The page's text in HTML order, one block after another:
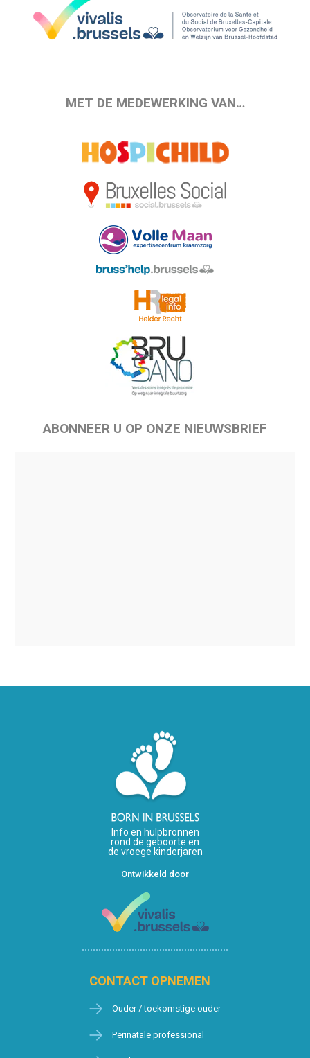
MET DE MEDEWERKING VAN…
ABONNEER U OP ONZE NIEUWSBRIEF
Info en hulpbronnen
rond de geboorte en
de vroege kinderjaren
Ontwikkeld door
CONTACT OPNEMEN
Ouder / toekomstige ouder
Perinatale professional